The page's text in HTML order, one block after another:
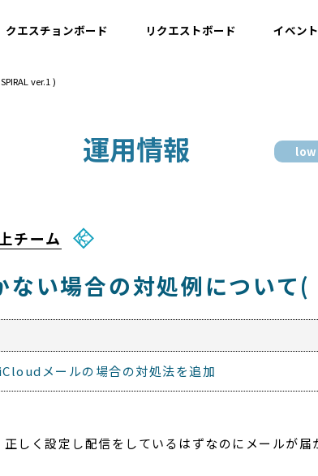
運用情報
開発情報・ナレッジ
クエスチョンボード リクエストボード イベン
ver.1 )
運用情報 low
チーム
ない場合の対処例につい
メールの場合の対処法を追加
しく設定し配信をしているはずなのにメールが